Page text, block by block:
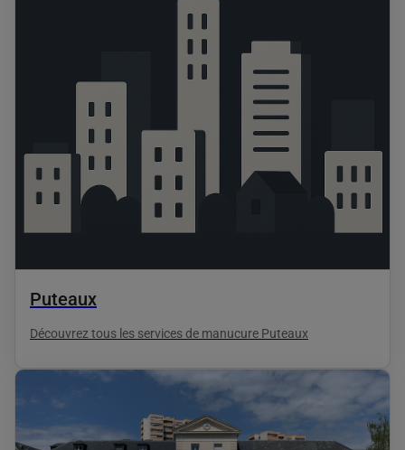
Puteaux
Découvrez tous les services de manucure Puteaux